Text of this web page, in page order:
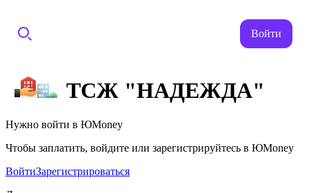
Войти
ТСЖ "НАДЕЖДА"
Нужно войти в ЮMoney
Чтобы заплатить, войдите или зарегистрируйтесь в ЮMoney
ВойтиЗарегистрироваться